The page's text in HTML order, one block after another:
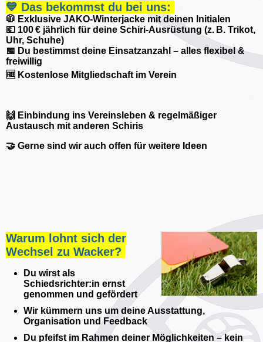
💙 Das bekommst du bei uns:
🧥 Exklusive JAKO-Winterjacke mit deinen Initialen
💶 100 € jährlich für deine Schiri-Ausrüstung (z. B. Trikot,
Uhr, Schuhe)
📅 Du bestimmst deine Einsatzanzahl – alles flexibel &
freiwillig
🆓 Kostenlose Mitgliedschaft im Verein
🙌 Einbindung ins Vereinsleben & regelmäßiger
Austausch mit anderen Schiris
🤝 Gerne sind wir auch offen für weitere Ideen
Warum lohnt sich der
Wechsel zu Wacker?
Du wirst als
Schiedsrichter:in ernst
genommen und gefördert
Wir kümmern uns um deine Ausstattung,
Organisation und Feedback
Du pfeifst im Rahmen deiner Möglichkeiten – kein